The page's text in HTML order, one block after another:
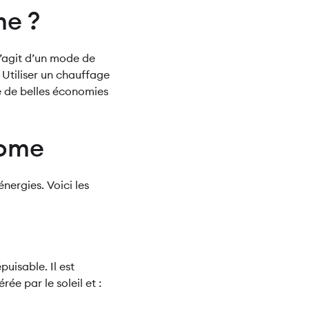
?
d’un mode de
Utiliser un chauffage
belles économies
Voici les
Il est
par le soleil et :